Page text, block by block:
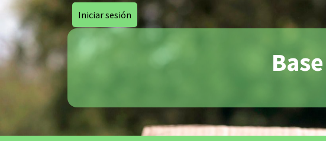
Saltar al contenido principal
Iniciar sesión